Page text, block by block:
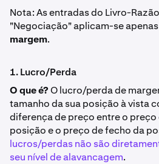
Nota: As entradas do Livro-
"Negociação" aplicam-se
margem.
1. Lucro/Perda
O que é?O lucro/perda de
tamanho da sua posição à vista
diferença de preço entre o
posição e o preço de fecho da
lucros/perdas não são
seu nível de alavancagem.